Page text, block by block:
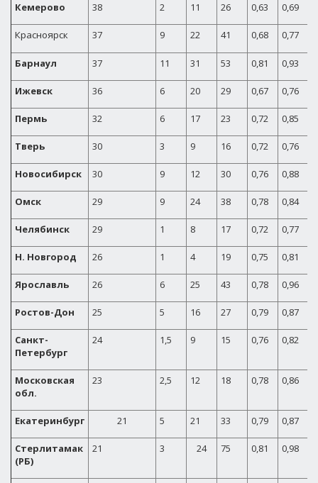
Кемерово 38 2 11 26 0,63 0,69
Красноярск 37 9 22 41 0,68 0,77
Барнаул 37 11 31 53 0,81 0,93
Ижевск 36 6 20 29 0,67 0,76
Пермь 32 6 17 23 0,72 0,85
Тверь 30 3 9 16 0,72 0,76
Новосибирск 30 9 12 30 0,76 0,88
Омск 29 9 24 38 0,78 0,84
Челябинск 29 1 8 17 0,72 0,77
Н. Новгород 26 1 4 19 0,75 0,81
Ярославль 26 6 25 43 0,78 0,96
Ростов-Дон 25 5 16 27 0,79 0,87
Санкт-
Петербург
24 1,5 9 15 0,76 0,82
Московская
обл.
23 2,5 12 18 0,78 0,86
Екатеринбург 21 5 21 33 0,79 0,87
Стерлитамак
(РБ)
21 3 24 75 0,81 0,98